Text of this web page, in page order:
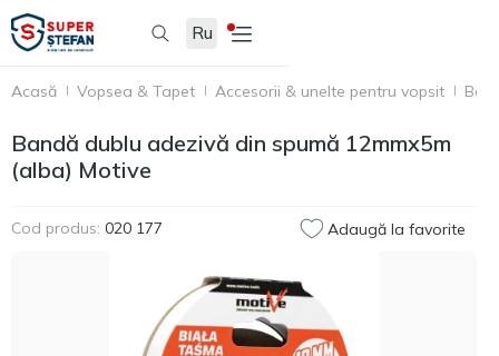
Ru
Acasă Vopsea & Tapet Accesorii & unelte pentru vopsit
Bandă dublu adezivă din spumă 12mmx5m
(alba) Motive
Cod produs: 020 177 Adaugă la favorite